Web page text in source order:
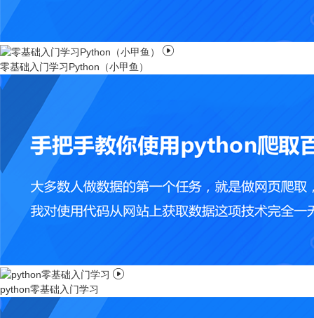

零基础入门学习Python（小甲鱼）

python零基础入门学习